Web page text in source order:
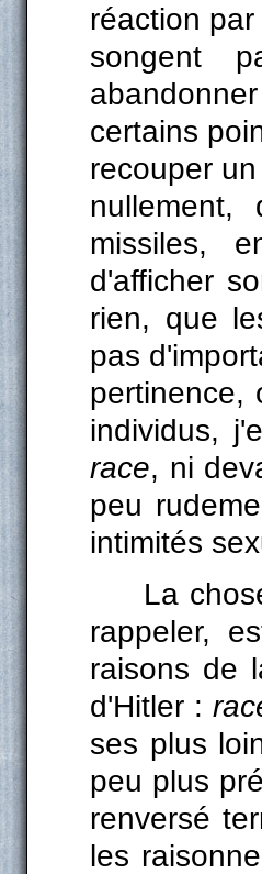
réaction
songent
certains
recouper
missiles,
d'afficher
rien, que
pas
pertinence,
individus,
race, ni
peu
intimités
La
rappeler,
raisons de
d'Hitler :
ses plus
peu plus
renversé
les